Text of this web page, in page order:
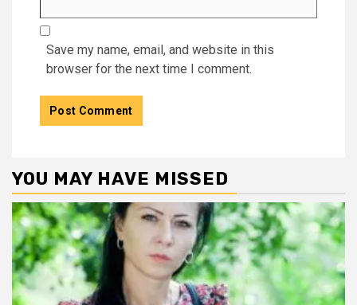
Save my name, email, and website in this
browser for the next time I comment.
YOU MAY HAVE MISSED